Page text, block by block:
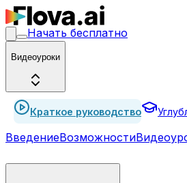
Начать бесплатно
Видеоуроки
Краткое руководство
ВведениеВозможности